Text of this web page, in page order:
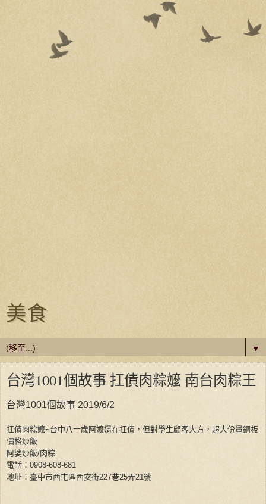
美食
▼
台灣1001個故事 扛債肉粽嬤 南台肉粽王
台灣1001個故事 2019/6/2
扛債肉粽嬤~台中八十歲阿嬤還在扛債，但對學生顧客大方，超大份量銅板
價格炒飯
阿婆炒飯/肉粽
電話： 0908-608-681
地址：臺中市西屯區西安街227巷25弄21 號